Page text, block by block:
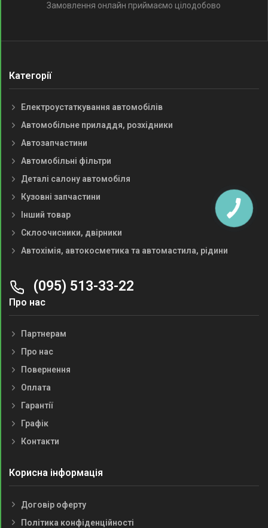
Замовлення онлайн приймаємо цілодобово
Категорії
Електроустаткування автомобілів
Автомобільне приладдя, розхідники
Автозапчастини
Автомобільні фільтри
Деталі салону автомобіля
Кузовні запчастини
Інший товар
Склоочисники, двірники
Автохімія, автокосметика та автомастила, рідини
(095) 513-33-22
Про нас
Партнерам
Про нас
Повернення
Оплата
Гарантії
Графік
Контакти
Корисна інформація
Договір оферту
Політика конфіденційності